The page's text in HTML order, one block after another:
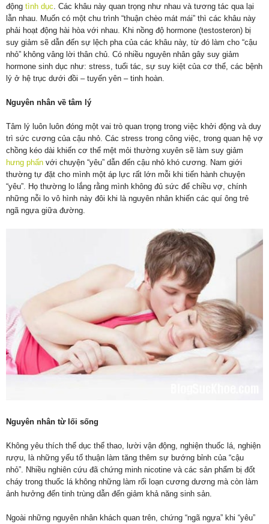
động tình dục. Các khâu này quan trọng như nhau và tương tác qua lại
lẫn nhau. Muốn có một chu trình “thuận chèo mát mái” thì các khâu này
phải hoạt động hài hòa với nhau. Khi nồng độ hormone (testosteron) bị
suy giảm sẽ dẫn đến sự lệch pha của các khâu này, từ đó làm cho “cậu
nhỏ” không vâng lời thân chủ. Có nhiều nguyên nhân gây suy giảm
hormone sinh dục như: stress, tuổi tác, sự suy kiệt của cơ thể, các bệnh
lý ở hệ trục dưới đồi – tuyến yên – tinh hoàn.
Nguyên nhân về tâm lý
Tâm lý luôn luôn đóng một vai trò quan trọng trong việc khởi động và duy
trì sức cương của cậu nhỏ. Các stress trong công việc, trong quan hệ vợ
chồng kéo dài khiến cơ thể mệt mỏi thường xuyên sẽ làm suy giảm
hưng phấn với chuyện “yêu” dẫn đến cậu nhỏ khó cương. Nam giới
thường tự đặt cho mình một áp lực rất lớn mỗi khi tiến hành chuyện
“yêu”. Họ thường lo lắng rằng mình không đủ sức để chiều vợ, chính
những nỗi lo vô hình này đôi khi là nguyên nhân khiến các quí ông trẻ
ngã ngựa giữa đường.
Nguyên nhân từ lối sống
Không yêu thích thể dục thể thao, lười vận động, nghiện thuốc lá, nghiện
rượu, là những yếu tố thuận làm tăng thêm sự bướng bỉnh của “cậu
nhỏ”. Nhiều nghiên cứu đã chứng minh nicotine và các sản phẩm bị đốt
cháy trong thuốc lá không những làm rối loạn cương dương mà còn làm
ảnh hưởng đến tinh trùng dẫn đến giảm khả năng sinh sản.
Ngoài những nguyên nhân khách quan trên, chứng “ngã ngựa” khi “yêu”